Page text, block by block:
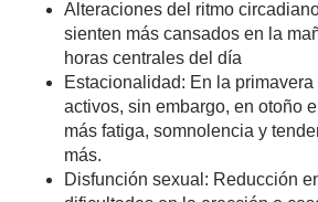
Alteraciones del ritmo
sienten más cansados en la
horas centrales del día
Estacionalidad: En la
activos, sin embargo, en otoño
más fatiga, somnolencia y
más.
Disfunción sexual: Reducción